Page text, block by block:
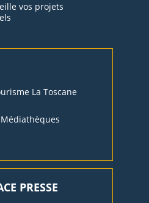
vos projets
La Toscane
PRESSE